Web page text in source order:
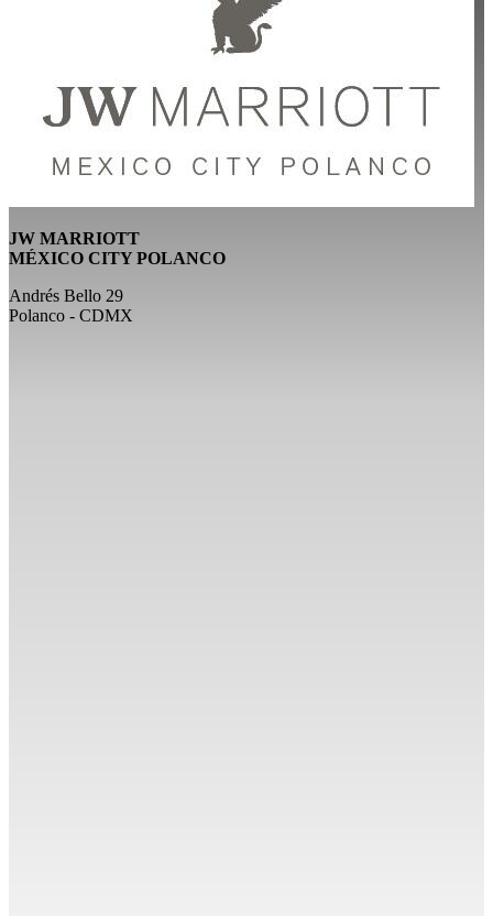
JW MARRIOTT
MÉXICO CITY POLANCO
Andrés Bello 29
Polanco - CDMX